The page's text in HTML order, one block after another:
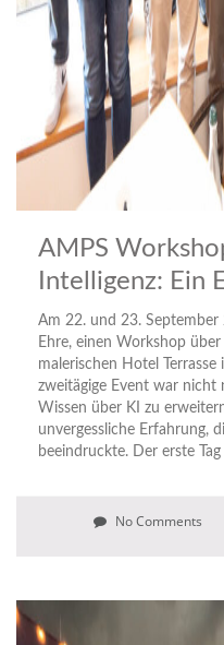
AMPS
Intelligenz: Ein
Am 22. und 23.
Ehre, einen Workshop
malerischen Hotel
zweitägige Event war nicht
Wissen über KI zu
unvergessliche Erfahrung,
beeindruckte. Der erste
No Comments